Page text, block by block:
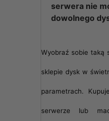
serwera nie
dowolnego
Wyobraź sobie taką
sklepie dysk w
parametrach.
serwerze lub